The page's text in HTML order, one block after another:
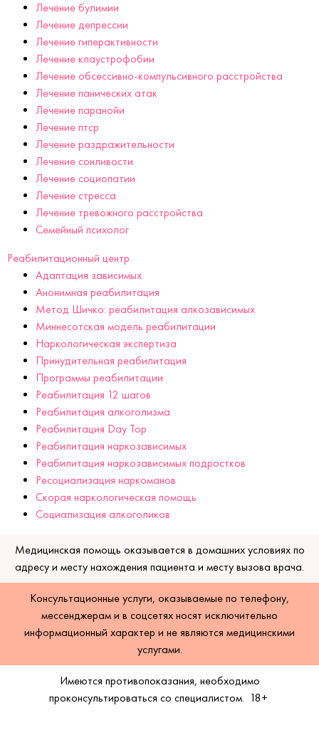
Лечение булимии
Лечение депрессии
Лечение гиперактивности
Лечение клаустрофобии
Лечение обсессивно-компульсивного расстройства
Лечение панических атак
Лечение паранойи
Лечение птср
Лечение раздражительности
Лечение сонливости
Лечение социопатии
Лечение стресса
Лечение тревожного расстройства
Семейный психолог
Реабилитационный центр
Адаптация зависимых
Анонимная реабилитация
Метод Шичко: реабилитация алкозависимых
Миннесотская модель реабилитации
Наркологическая экспертиза
Принудительная реабилитация
Программы реабилитации
Реабилитация 12 шагов
Реабилитация алкоголизма
Реабилитация Day Top
Реабилитация наркозависимых
Реабилитация наркозависимых подростков
Ресоциализация наркоманов
Скорая наркологическая помощь
Социализация алкоголиков
Медицинская помощь оказывается в домашних условиях по
адресу и месту нахождения пациента и месту вызова врача.
Консультационные услуги, оказываемые по телефону,
мессенджерам и в соцсетях носят исключительно
информационный характер и не являются медицинскими
услугами.
Имеются противопоказания, необходимо
проконсультироваться со специалистом. 18+